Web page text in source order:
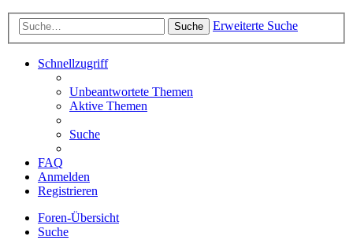
Suche Erweiterte Suche
Schnellzugriff
Unbeantwortete Themen
Aktive Themen
Suche
FAQ
Anmelden
Registrieren
Foren-Übersicht
Suche